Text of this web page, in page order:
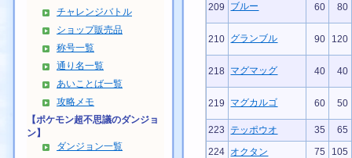
チャレンジバトル
ショップ販売品
称号一覧
通り名一覧
あいことば一覧
攻略メモ
【ポケモン超不思議のダンジョ
ン】
ダンジョン一覧
209 ブルー 60 80
210 グランブル 90 120
218 マグマッグ 40 40
219 マグカルゴ 60 50
223 テッポウオ 35
65
224 オクタン 75 105